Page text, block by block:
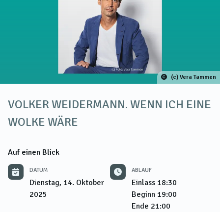
(c) Vera Tammen
VOLKER WEIDERMANN. WENN ICH EINE
WOLKE WÄRE
Auf einen Blick
DATUM
Dienstag, 14. Oktober
2025
ABLAUF
Einlass 18:30
Beginn 19:00
Ende 21:00